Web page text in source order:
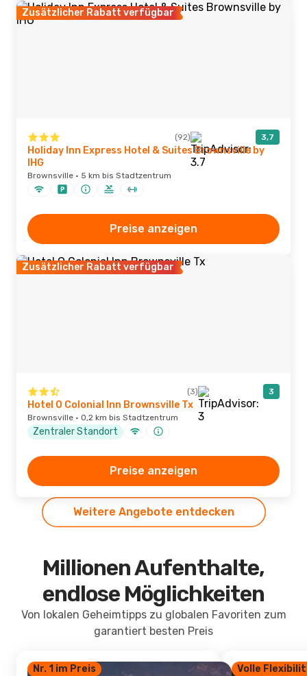
Zusätzlicher Rabatt verfügbar
(92) 3,7
Holiday Inn Express Hotel & Suites Brownsville by
IHG
Brownsville · 5 km bis Stadtzentrum
Preise anzeigen
Zusätzlicher Rabatt verfügbar
(3) 3
Hotel O Colonial Inn Brownsville Tx
Brownsville · 0,2 km bis Stadtzentrum
Zentraler Standort
Preise anzeigen
Weitere Angebote entdecken
Millionen Aufenthalte,
endlose Möglichkeiten
Von lokalen Geheimtipps zu globalen Favoriten zum
garantiert besten Preis
Nr. 1 im Preis Volle